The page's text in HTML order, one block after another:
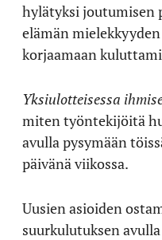
hylätyksi joutumisen
elämän
korjaamaan
Yksiulotteisessa
miten työntekijöitä
avulla pysymään
päivänä viikossa.
Uusien asioiden
suurkulutuksen